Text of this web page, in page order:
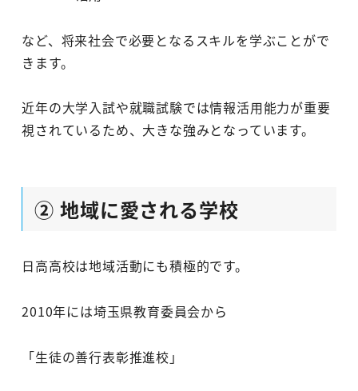
など、将来社会で必要となるスキルを学ぶことがで
きます。
近年の大学入試や就職試験では情報活用能力が重要
視されているため、大きな強みとなっています。
② 地域に愛される学校
日高高校は地域活動にも積極的です。
2010年には埼玉県教育委員会から
「生徒の善行表彰推進校」